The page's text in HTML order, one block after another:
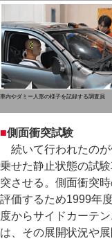
車内やダミー人形の様子を記録する調査員
■側面衝突試験
続いて行われたのが
乗せた静止状態の試
突させる。側面衝突
評価するため1999年
度からサイドカーテ
は、その展開状況や